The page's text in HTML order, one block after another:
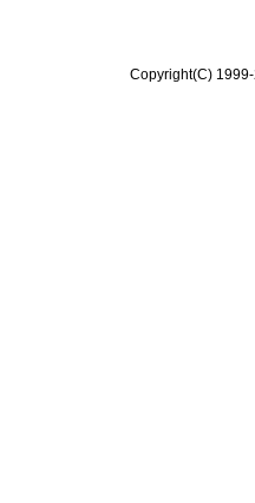
Copyright(C)